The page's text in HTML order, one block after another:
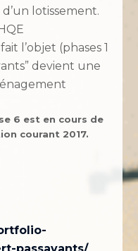
lotissement.
l’objet (phases 1
devient une
6 est en cours de
courant 2017.